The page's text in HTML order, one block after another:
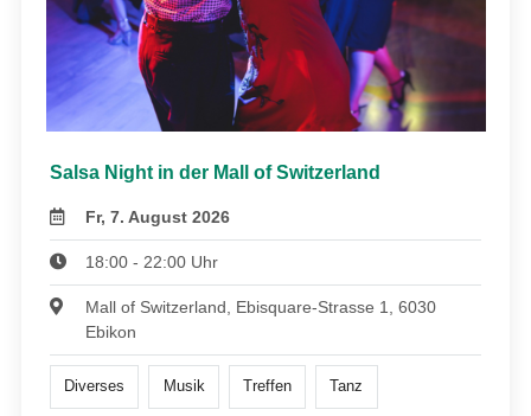
Salsa Night in der Mall of Switzerland
Fr, 7. August 2026
18:00 - 22:00 Uhr
Mall of Switzerland, Ebisquare-Strasse 1, 6030
Ebikon
Diverses Musik Treffen Tanz